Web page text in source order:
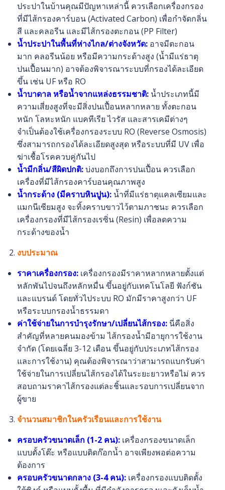
ประปาในบ้านคุณมีปัญหาเหล่านี้ ควรเลือกเครื่องกรอง
ที่มีไส้กรองคาร์บอน (Activated Carbon) เพื่อกำจัดกลิ่น
สี และคลอรีน และมีไส้กรองตะกอน (PP Filter)
น้ำประปาในพื้นที่ห่างไกล/ต่างจังหวัด: อาจมีตะกอน
มาก คลอรีนน้อย หรือมีความกระด้างสูง (น้ำมีแร่ธาตุ
ปนเปื้อนมาก) อาจต้องพิจารณาระบบที่กรองได้ละเอียด
ขึ้น เช่น UF หรือ RO
น้ำบาดาล หรือน้ำจากแหล่งธรรมชาติ: น้ำประเภทนี้มี
ความเสี่ยงสูงที่จะมีสิ่งปนเปื้อนหลากหลาย ทั้งตะกอน
หนัก โลหะหนัก แบคทีเรีย ไวรัส และสารเคมีต่างๆ
จำเป็นต้องใช้เครื่องกรองระบบ RO (Reverse Osmosis)
ซึ่งสามารถกรองได้ละเอียดสูงสุด หรือระบบที่มี UV เพื่อ
ฆ่าเชื้อโรคควบคู่กันไป
น้ำมีกลิ่น/สีผิดปกติ:บ่งบอกถึงการปนเปื้อน ควรเลือก
เครื่องที่มีไส้กรองคาร์บอนคุณภาพสูง
น้ำกระด้าง (มีคราบหินปูน): น้ำที่มีแร่ธาตุแคลเซียมและ
แมกนีเซียมสูง จะทิ้งคราบขาวไว้ตามภาชนะ ควรเลือก
เครื่องกรองที่มีไส้กรองเรซิ่น (Resin) เพื่อลดความ
กระด้างของน้ำ
งบประมาณ
ราคาเครื่องกรอง: เครื่องกรองมีราคาหลากหลายตั้งแต่
หลักพันไปจนถึงหลักหมื่น ขึ้นอยู่กับเทคโนโลยี ฟังก์ชัน
และแบรนด์ โดยทั่วไประบบ RO มักมีราคาสูงกว่า UF
หรือระบบกรองน้ำธรรมดา
ค่าใช้จ่ายในการบำรุงรักษา/เปลี่ยนไส้กรอง: นี่คือสิ่ง
สำคัญที่หลายคนมองข้าม ไส้กรองน้ำมีอายุการใช้งาน
จำกัด (โดยเฉลี่ย 3-12 เดือน ขึ้นอยู่กับประเภทไส้กรอง
และการใช้งาน) คุณต้องพิจารณาว่าสามารถแบกรับค่า
ใช้จ่ายในการเปลี่ยนไส้กรองได้ในระยะยาวหรือไม่ ควร
สอบถามราคาไส้กรองแต่ละชิ้นและรอบการเปลี่ยนจาก
ผู้ขาย
จำนวนสมาชิกในครัวเรือนและการใช้งาน
ครอบครัวขนาดเล็ก (1-2 คน): เครื่องกรองขนาดเล็ก
แบบตั้งโต๊ะ หรือแบบติดก๊อกน้ำ อาจเพียงพอต่อความ
ต้องการ
ครอบครัวขนาดกลาง (3-4 คน): เครื่องกรองแบบติดตั้ง